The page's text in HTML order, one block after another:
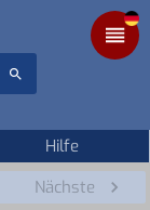
Hilfe
Nächste